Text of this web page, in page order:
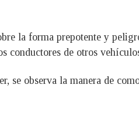
la forma prepotente y
conductores de otros
observa la manera de